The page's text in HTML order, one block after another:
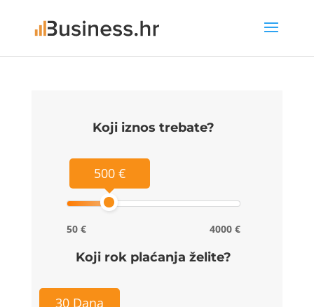
Koji iznos trebate?
500 €
50 € 4000 €
Koji rok plaćanja želite?
30 Dana